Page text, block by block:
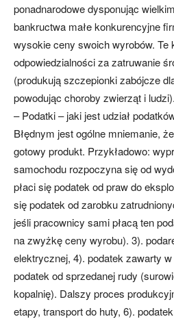
ponadnarodowe dysponując
bankructwa małe konkurencyjne
wysokie ceny swoich wyrobów. Te
odpowiedzialności za zatruwanie
(produkują szczepionki zabójcze
powodując choroby zwierząt i ludzi).
– Podatki – jaki jest udział
Błędnym jest ogólne mniemanie,
gotowy produkt. Przykładowo:
samochodu rozpoczyna się od
płaci się podatek od praw do
się podatek od zarobku
jeśli pracownicy sami płacą ten
na zwyżkę ceny wyrobu). 3).
elektrycznej, 4). podatek zawarty
podatek od sprzedanej rudy
kopalnię). Dalszy proces
etapy, transport do huty, 6).